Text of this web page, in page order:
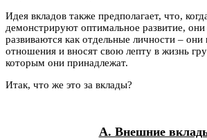
Идея вкладов также предполагает, что,
демонстрируют оптимальное развитие,
развиваются как отдельные личности –
отношения и вносят свою лепту в жизнь
которым они принадлежат.
Итак, что же это за вклады?
А. Внешние